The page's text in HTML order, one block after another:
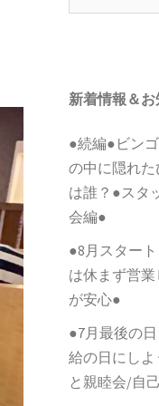
新着情報＆お
●続編●ビン
の中に隠れ
は誰？●スタ
会編●
●8月スター
は休まず営
が安心●
●7月最後の
給の日にし
と親睦会/自